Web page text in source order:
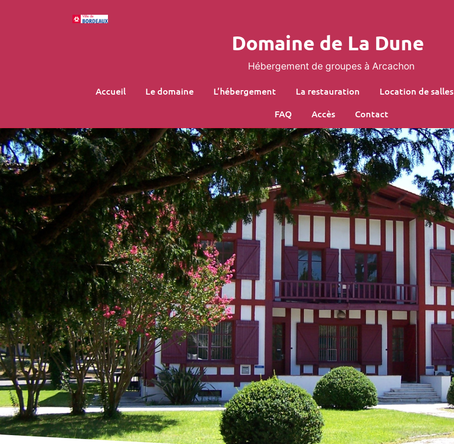
Domaine de La Dune
Hébergement de groupes à Arcachon
Accueil Le domaine L’hébergement La restauration Location de salles
FAQ
Accès Contact